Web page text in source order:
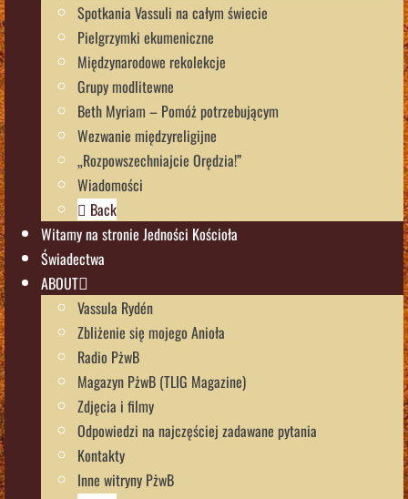
Spotkania Vassuli na całym świecie
Pielgrzymki ekumeniczne
Międzynarodowe rekolekcje
Grupy modlitewne
Beth Myriam – Pomóż potrzebującym
Wezwanie międzyreligijne
„Rozpowszechniajcie Orędzia!”
Wiadomości
Back
Witamy na stronie Jedności Kościoła
Świadectwa
ABOUT
Vassula Rydén
Zbliżenie się mojego Anioła
Radio PżwB
Magazyn PżwB (TLIG Magazine)
Zdjęcia i filmy
Odpowiedzi na najczęściej zadawane pytania
Kontakty
Inne witryny PżwB